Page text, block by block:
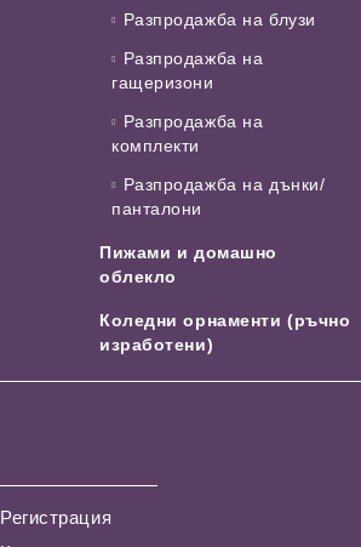
Разпродажба на блузи
Разпродажба на
гащеризони
Разпродажба на
комплекти
Разпродажба на дънки/
панталони
Пижами и домашно
облекло
Коледни орнаменти (ръчно
изработени)
Регистрация